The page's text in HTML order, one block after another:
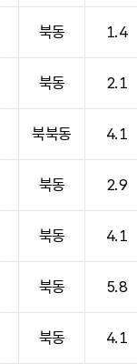
북동 1.4
북동 2.1
북북동 4.1
북동 2.9
북동 4.1
북동 5.8
북동 4.1